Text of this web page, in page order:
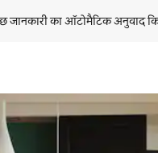
जानकारी का ऑटोमैटिक अनुवाद